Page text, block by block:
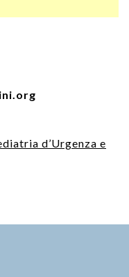
d’Urgenza e